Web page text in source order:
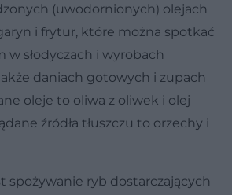
(uwodornionych) olejach
i frytur, które można spotkać
w słodyczach i wyrobach
daniach gotowych i zupach
oleje to oliwa z oliwek i olej
źródła tłuszczu to orzechy i
spożywanie ryb dostarczających